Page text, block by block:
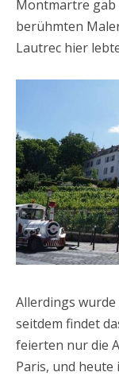
Montmartre gab
berühmten
Lautrec hier
Allerdings
seitdem findet
feierten nur die
Paris, und